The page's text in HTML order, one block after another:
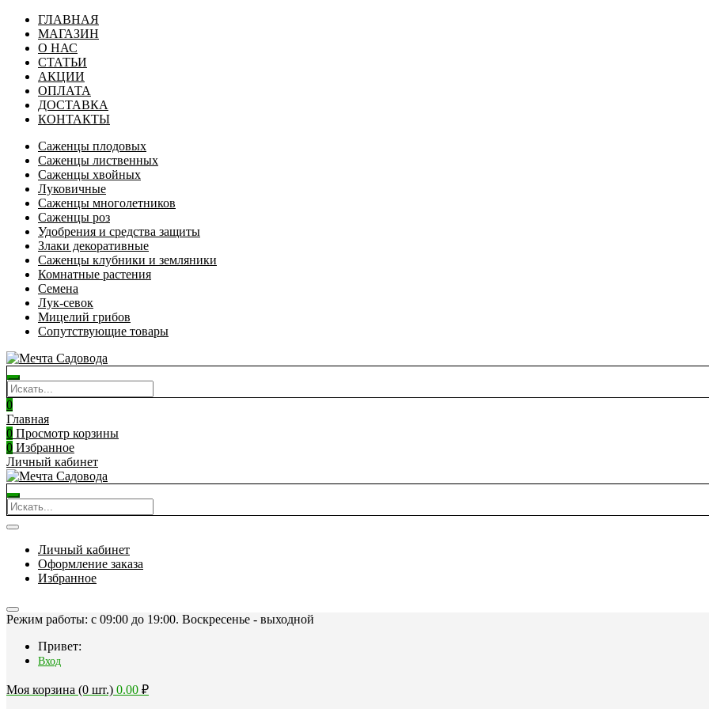
ГЛАВНАЯ
МАГАЗИН
О НАС
СТАТЬИ
АКЦИИ
ОПЛАТА
ДОСТАВКА
КОНТАКТЫ
Саженцы плодовых
Саженцы лиственных
Саженцы хвойных
Луковичные
Саженцы многолетников
Саженцы роз
Удобрения и средства защиты
Злаки декоративные
Саженцы клубники и земляники
Комнатные растения
Семена
Лук-севок
Мицелий грибов
Сопутствующие товары
0
Главная
0 Просмотр корзины
0 Избранное
Личный кабинет
Личный кабинет
Оформление заказа
Избранное
Режим работы: c 09:00 до 19:00. Воскресенье - выходной
Привет:
Вход
Моя корзина (0 шт.) 0.00 ₽